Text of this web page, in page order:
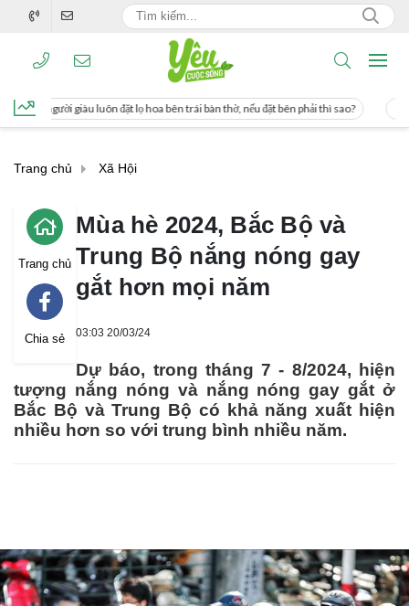
lọ hoa bên trái bàn thờ, nếu đặt bên phải thì sao? Cách uống nước mía giúp
Trang chủ Xã Hội
Trang chủ
Chia sẻ
Mùa hè 2024, Bắc Bộ và
Trung Bộ nắng nóng gay
gắt hơn mọi năm
03:03 20/03/24
Dự báo, trong tháng 7 - 8/2024, hiện
tượng nắng nóng và nắng nóng gay gắt ở
Bắc Bộ và Trung Bộ có khả năng xuất hiện
nhiều hơn so với trung bình nhiều năm.